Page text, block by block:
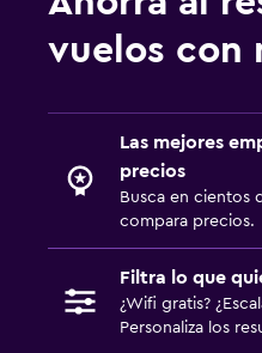
vuelos con
Las mejores
precios
Busca en cientos
compara precios.
Filtra lo que
¿Wifi gratis?
Personaliza los